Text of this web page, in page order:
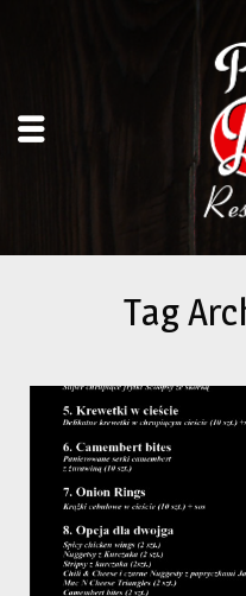
Tag